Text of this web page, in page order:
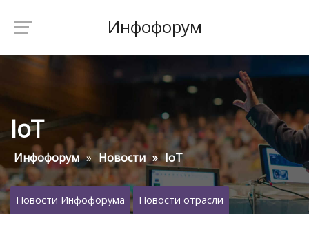
Инфофорум
IoT
Инфофорум Новости IoT
Новости Инфофорума Новости отрасли